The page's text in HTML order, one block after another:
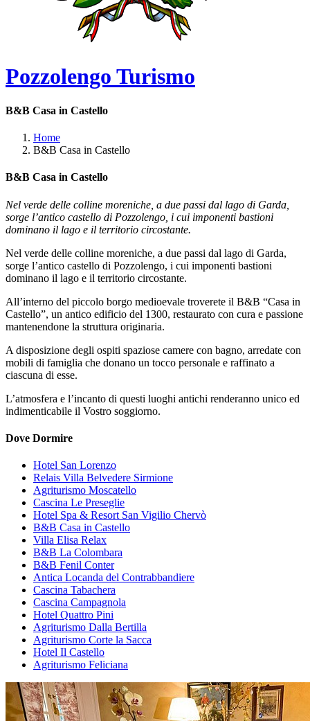
Pozzolengo Turismo
B&B Casa in Castello
Home
B&B Casa in Castello
B&B Casa in Castello
Nel verde delle colline moreniche, a due passi dal lago di Garda,
sorge l’antico castello di Pozzolengo, i cui imponenti bastioni
dominano il lago e il territorio circostante.
Nel verde delle colline moreniche, a due passi dal lago di Garda,
sorge l’antico castello di Pozzolengo, i cui imponenti bastioni
dominano il lago e il territorio circostante.
All’interno del piccolo borgo medioevale troverete il B&B “Casa in
Castello”, un antico edificio del 1300, restaurato con cura e passione
mantenendone la struttura originaria.
A disposizione degli ospiti spaziose camere con bagno, arredate con
mobili di famiglia che donano un tocco personale e raffinato a
ciascuna di esse.
L’atmosfera e l’incanto di questi luoghi antichi renderanno unico ed
indimenticabile il Vostro soggiorno.
Dove Dormire
Hotel San Lorenzo
Relais Villa Belvedere Sirmione
Agriturismo Moscatello
Cascina Le Preseglie
Hotel Spa & Resort San Vigilio Chervò
B&B Casa in Castello
Villa Elisa Relax
B&B La Colombara
B&B Fenil Conter
Antica Locanda del Contrabbandiere
Cascina Tabachera
Cascina Campagnola
Hotel Quattro Pini
Agriturismo Dalla Bertilla
Agriturismo Corte la Sacca
Hotel Il Castello
Agriturismo Feliciana